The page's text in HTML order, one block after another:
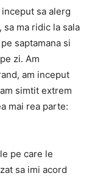
sa alerg
sa ma ridic la sala
saptamana si
zi. Am
am inceput
simtit extrem
mai rea parte:
pe care le
sa imi acord